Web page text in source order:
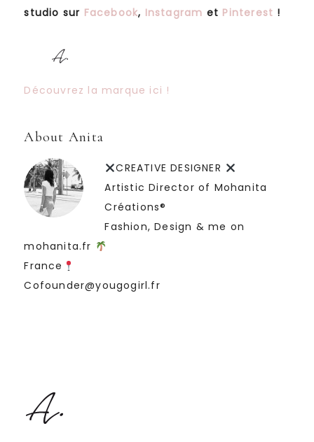
studio sur Facebook, Instagram et Pinterest !
Découvrez la marque ici !
About Anita
CREATIVE DESIGNER
Artistic Director of Mohanita
Créations®
Fashion, Design & me on
mohanita.fr
France
Cofounder@yougogirl.fr